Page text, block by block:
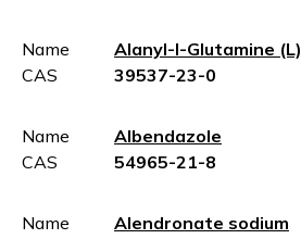
Name
Alanyl-l-Glutamine (L)
CAS
39537-23-0
Name
Albendazole
CAS
54965-21-8
Name
Alendronate sodium